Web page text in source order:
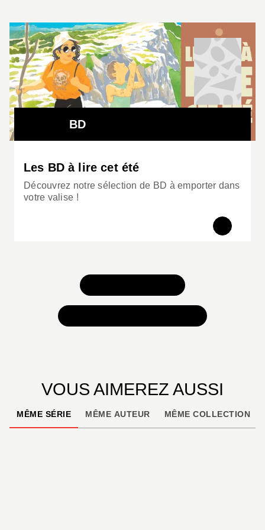
BD
Les BD à lire cet été
Découvrez notre sélection de BD à emporter dans
votre valise !
VOUS AIMEREZ AUSSI
MÊME SÉRIE MÊME AUTEUR MÊME COLLECTION